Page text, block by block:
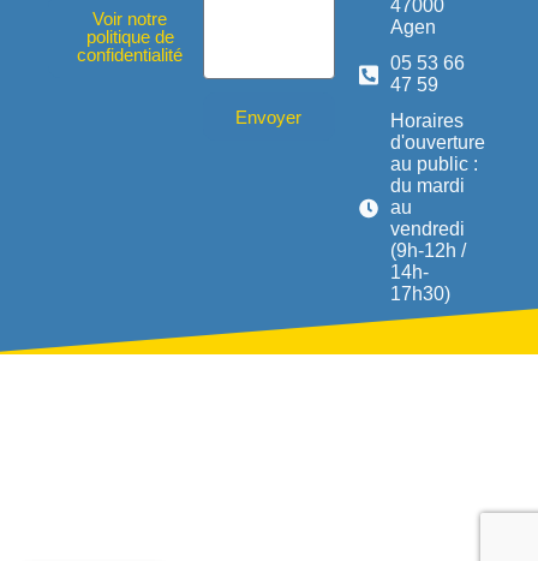
Voir notre
politique de
confidentialité
Envoyer
47000
Agen
05 53 66
47 59
Horaires
d'ouverture
au public :
du mardi
au
vendredi
(9h-12h /
14h-
17h30)